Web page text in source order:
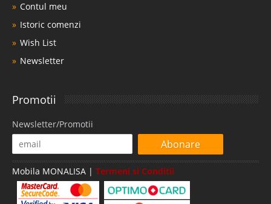
Contul meu
Istoric comenzi
Wish List
Newsletter
Promotii
Newsletter/Promotii
Abonare
Mobila MONALISA | Termeni si Conditii